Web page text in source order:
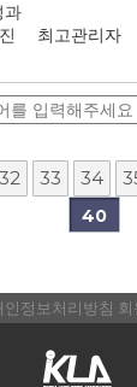
과
최고관리자
32 33 34
40
인정보처리방침 회